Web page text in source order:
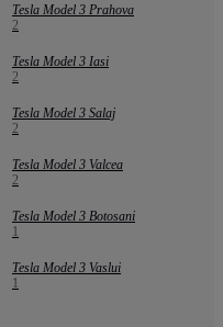
Tesla Model 3 Prahova
2
Tesla Model 3 Iasi
2
Tesla Model 3 Salaj
2
Tesla Model 3 Valcea
2
Tesla Model 3 Botosani
1
Tesla Model 3 Vaslui
1